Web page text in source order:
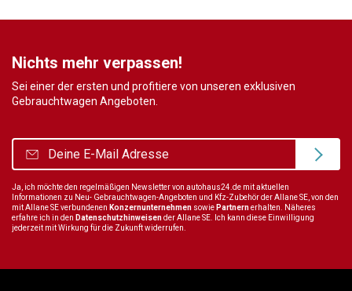
Nichts mehr verpassen!
Sei einer der ersten und profitiere von unseren exklusiven
Gebrauchtwagen Angeboten.
Ja, ich möchte den regelmäßigen Newsletter von autohaus24.de mit aktuellen
Informationen zu Neu- Gebrauchtwagen-Angeboten und Kfz-Zubehör der Allane SE, von den
mit Allane SE verbundenen Konzernunternehmen sowie Partnernerhalten. Näheres
erfahre ich in den Datenschutzhinweisender Allane SE. Ich kann diese Einwilligung
jederzeit mit Wirkung für die Zukunft widerrufen.